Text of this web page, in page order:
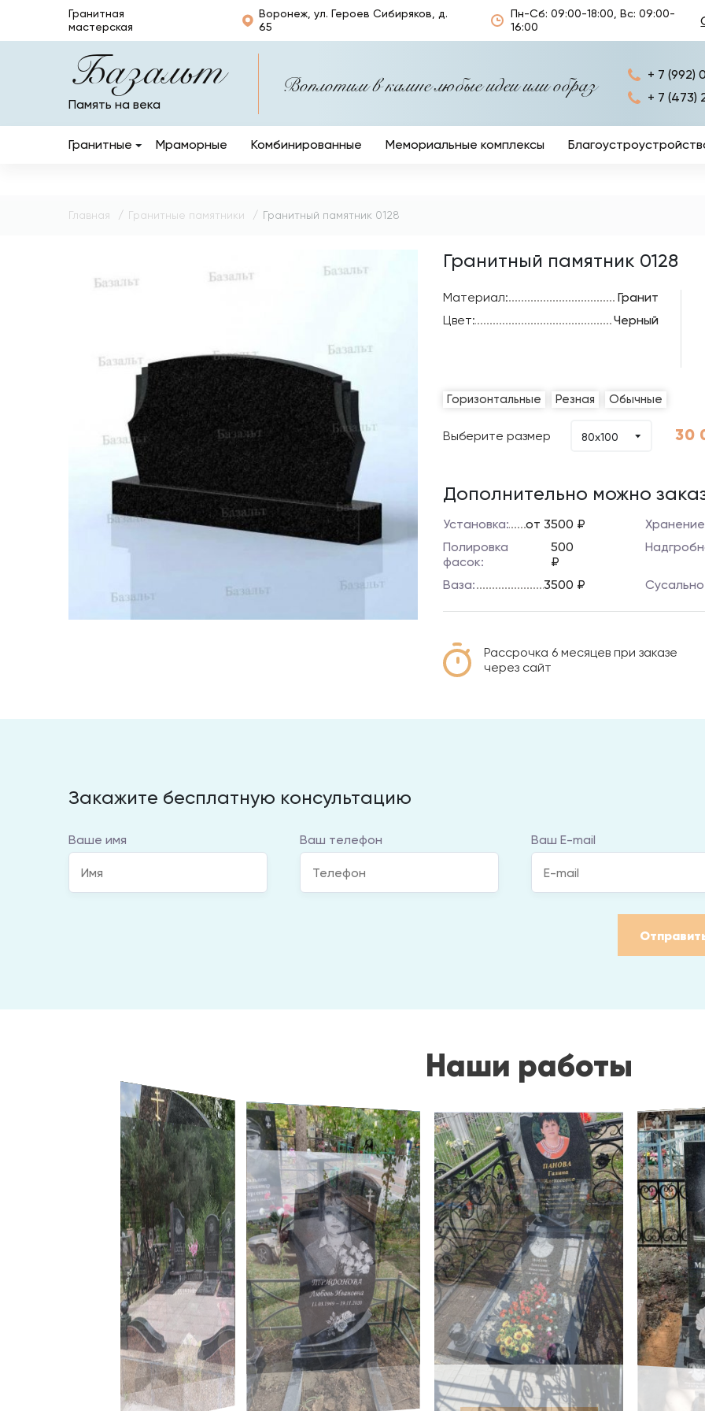
Гранитная
мастерская
Воронеж, ул. Героев Сибиряков, д.
65
Пн-Сб: 09:00-18:00, Вс: 09:00-
16:00
Базальт
Память на века
Воплотим в камне любые идеи или образ
+ 7 (992)
+ 7 (473)
Гранитные Мраморные Комбинированные Мемориальные комплексы
Ритуальные
Главная Гранитные памятники Гранитный памятник 0128
Гранитный памятник 0128
Материал:
Гранит
Цвет:
Черный
Горизонтальные Резная Обычные
Выберите размер 80x100 30
Дополнительно можно
Установка: от 3500 ₽
Полировка
фасок:
500
₽
Ваза: 3500 ₽
Рассрочка 6 месяцев при заказе
через сайт
Закажите бесплатную консультацию
Ваше имя Ваш телефон Ваш E-mail
Наши работы